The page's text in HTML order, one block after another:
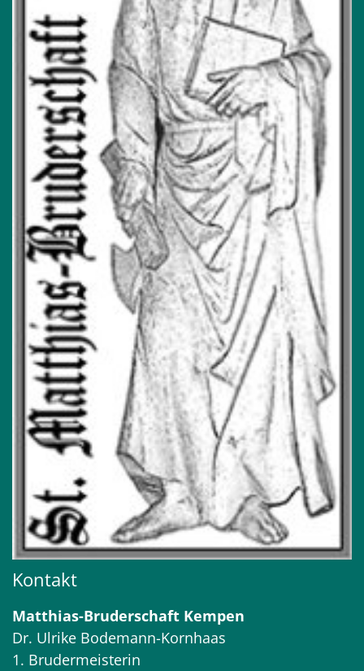
Kontakt
Matthias-Bruderschaft Kempen
Dr. Ulrike Bodemann-Kornhaas
1. Brudermeisterin